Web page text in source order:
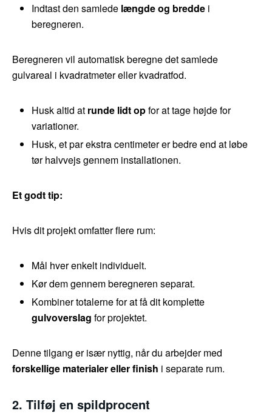
Indtast den samlede længde og bredde i
beregneren.
Beregneren vil automatisk beregne det samlede
gulvareal i kvadratmeter eller kvadratfod.
Husk altid at runde lidt opfor at tage højde for
variationer.
Husk, et par ekstra centimeter er bedre end at løbe
tør halvvejs gennem installationen.
Et godt tip:
Hvis dit projekt omfatter flere rum:
Mål hver enkelt individuelt.
Kør dem gennem beregneren separat.
Kombiner totalerne for at få dit komplette
gulvoverslag for projektet.
Denne tilgang er især nyttig, når du arbejder med
forskellige materialer eller finish i separate rum.
2. Tilføj en spildprocent